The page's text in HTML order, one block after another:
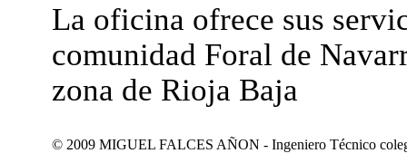
La oficina ofrece sus
comunidad Foral de
zona de Rioja Baja
© 2009 MIGUEL FALCES AÑON - Ingeniero Técnico